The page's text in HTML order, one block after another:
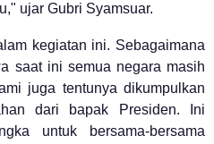
ujar Gubri Syamsuar.
kegiatan ini. Sebagaimana
saat ini semua negara masih
juga tentunya dikumpulkan
dari bapak Presiden. Ini
untuk bersama-bersama